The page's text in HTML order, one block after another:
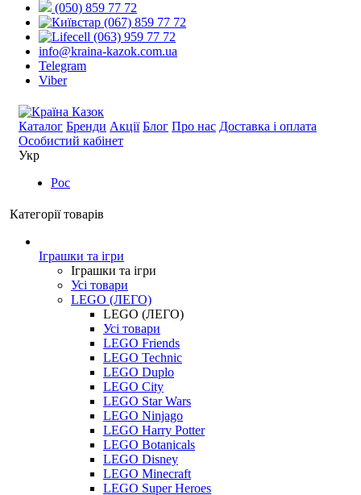
(050) 859 77 72
(067) 859 77 72
(063) 959 77 72
info@kraina-kazok.com.ua
Telegram
Viber
Каталог Бренди Акції Блог Про нас Доставка і оплата
Особистий кабінет
Укр
Рос
Категорії товарів
Іграшки та ігри
Іграшки та ігри
Усі товари
LEGO (ЛЕГО)
LEGO (ЛЕГО)
Усі товари
LEGO Friends
LEGO Technic
LEGO Duplo
LEGO City
LEGO Star Wars
LEGO Ninjago
LEGO Harry Potter
LEGO Botanicals
LEGO Disney
LEGO Minecraft
LEGO Super Heroes